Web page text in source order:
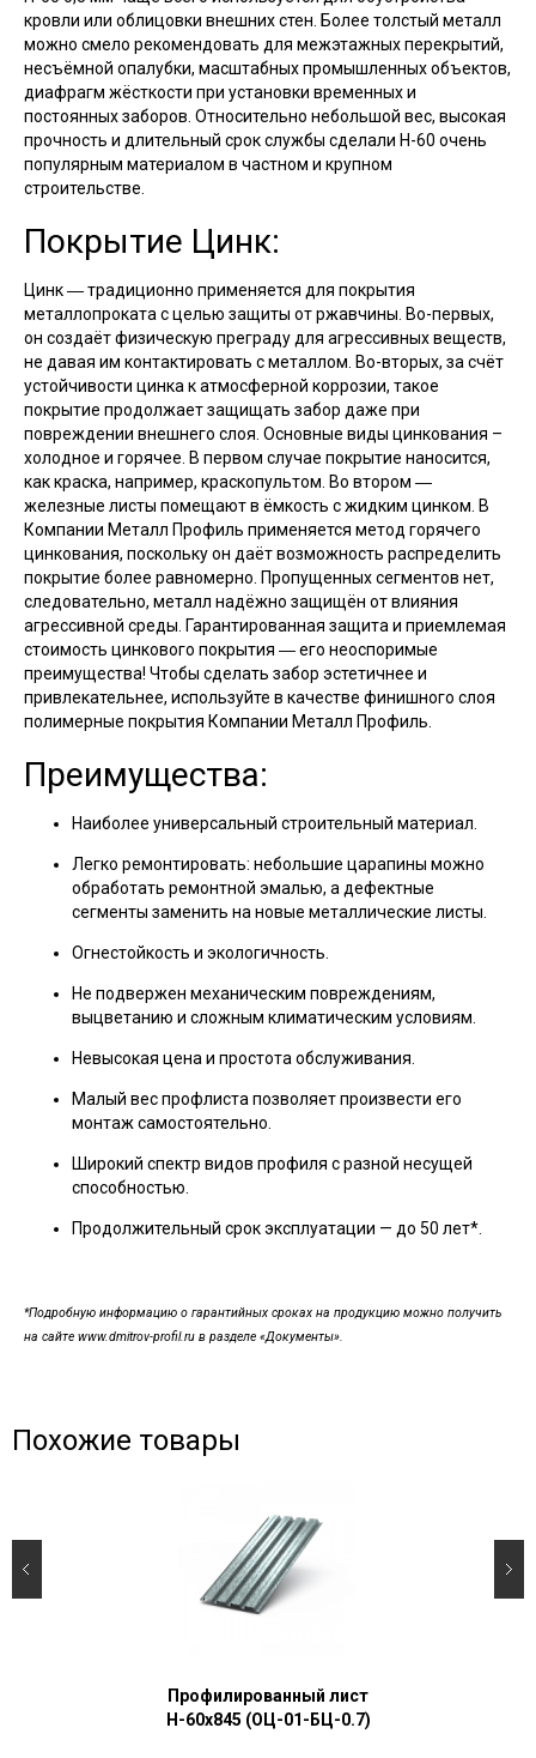
кровли или облицовки внешних стен. Более толстый металл
можно смело рекомендовать для межэтажных перекрытий,
несъёмной опалубки, масштабных промышленных объектов,
диафрагм жёсткости при установки временных и
постоянных заборов. Относительно небольшой вес, высокая
прочность и длительный срок службы сделали Н-60 очень
популярным материалом в частном и крупном
строительстве.
Покрытие Цинк:
Цинк ― традиционно применяется для покрытия
металлопроката с целью защиты от ржавчины. Во-первых,
он создаёт физическую преграду для агрессивных веществ,
не давая им контактировать с металлом. Во-вторых, за счёт
устойчивости цинка к атмосферной коррозии, такое
покрытие продолжает защищать забор даже при
повреждении внешнего слоя. Основные виды цинкования –
холодное и горячее. В первом случае покрытие наносится,
как краска, например, краскопультом. Во втором ―
железные листы помещают в ёмкость с жидким цинком. В
Компании Металл Профиль применяется метод горячего
цинкования, поскольку он даёт возможность распределить
покрытие более равномерно. Пропущенных сегментов нет,
следовательно, металл надёжно защищён от влияния
агрессивной среды. Гарантированная защита и приемлемая
стоимость цинкового покрытия ― его неоспоримые
преимущества! Чтобы сделать забор эстетичнее и
привлекательнее, используйте в качестве финишного слоя
полимерные покрытия Компании Металл Профиль.
Преимущества:
Наиболее универсальный строительный материал.
Легко ремонтировать: небольшие царапины можно
обработать ремонтной эмалью, а дефектные
сегменты заменить на новые металлические листы.
Огнестойкость и экологичность.
Не подвержен механическим повреждениям,
выцветанию и сложным климатическим условиям.
Невысокая цена и простота обслуживания.
Малый вес профлиста позволяет произвести его
монтаж самостоятельно.
Широкий спектр видов профиля с разной несущей
способностью.
Продолжительный срок эксплуатации — до 50 лет*.
*Подробную информацию о гарантийных сроках на продукцию можно получить
на сайте www.dmitrov-profil.ru в разделе «Документы».
Похожие товары
Профилированный лист
Н-60х845 (ОЦ-01-БЦ-0.7)